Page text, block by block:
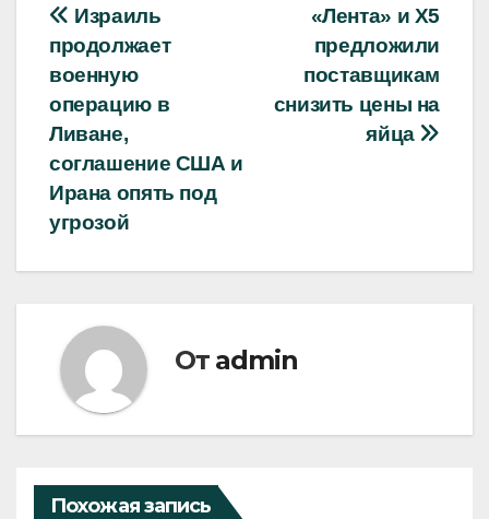
Навигация
по
записям
«Лента» и X5
предложили
поставщикам
снизить цены на
яйца
Израиль
продолжает
военную
операцию в
Ливане,
соглашение США и
Ирана опять под
угрозой
От admin
Похожая запись